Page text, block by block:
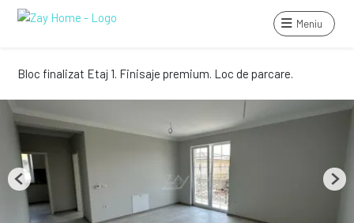
Meniu
Bloc finalizat Etaj 1. Finisaje premium. Loc de parcare.
Previous Next